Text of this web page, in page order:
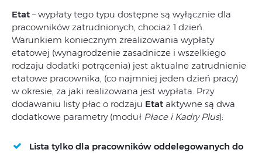
Etat – wypłaty tego typu dostępne są wyłącznie dla
pracowników zatrudnionych, chociaż 1 dzień.
Warunkiem koniecznym zrealizowania wypłaty
etatowej (wynagrodzenie zasadnicze i wszelkiego
rodzaju dodatki potrącenia) jest aktualne zatrudnienie
etatowe pracownika, (co najmniej jeden dzień pracy)
w okresie, za jaki realizowana jest wypłata. Przy
dodawaniu listy płac o rodzaju Etat aktywne są dwa
dodatkowe parametry (moduł Płace i Kadry Plus):
Lista tylko dla pracowników oddelegowanych do